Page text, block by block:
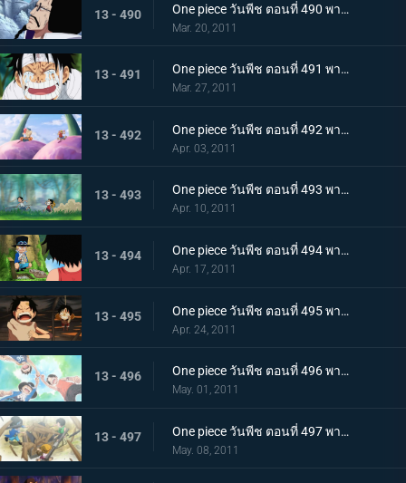
13 - 490 One piece วันพีช ตอนที่ 490 พากย์ไทย เปิดศึกชิงอำนาจ! การเริ่มต้นของยุคสมัยใหม่!
Mar. 20, 2011
13 - 491 One piece วันพีช ตอนที่ 491 พากย์ไทย ขึ้นสู่เกาะสตรี ! ความจริงอันโหดร้ายที่โถมใส่ลูฟี่
Mar. 27, 2011
13 - 492 One piece วันพีช ตอนที่ 492 พากย์ไทย ตอนพิเศษ! ลูฟี่และโทริโกะ! เทียบท่า,เกาะนักชิม นักล่าอาหาร โทริโกะ ปรากฏตัว
Apr. 03, 2011
13 - 493 One piece วันพีช ตอนที่ 493 พากย์ไทย ลูฟี่กับเอส เรื่องราวการพบกันของพี่น้องทั้งสอง!
Apr. 10, 2011
13 - 494 One piece วันพีช ตอนที่ 494 พากย์ไทย ซาโบะปรากฏตัว! เด็กชายจากเกรย์ เทอร์มินอล
Apr. 17, 2011
13 - 495 One piece วันพีช ตอนที่ 495 พากย์ไทย ฉันจะไม่หนี! การช่วยเหลืออันแน่วแน่ของเอส
Apr. 24, 2011
13 - 496 One piece วันพีช ตอนที่ 496 พากย์ไทย สักวัน! จะออกทะเล จอกสาบานของสามตัวแสบ
May. 01, 2011
13 - 497 One piece วันพีช ตอนที่ 497 พากย์ไทย บอกลากลุ่มดาดัน! สร้างฐานลับเสร็จแล้ว
May. 08, 2011